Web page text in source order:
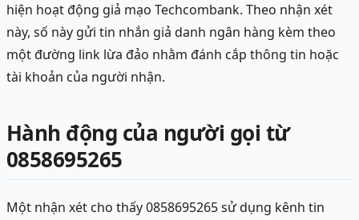
hiện hoạt động giả mạo Techcombank. Theo nhận xét
này, số này gửi tin nhắn giả danh ngân hàng kèm theo
một đường link lừa đảo nhằm đánh cắp thông tin hoặc
tài khoản của người nhận.
Hành động của người gọi từ
0858695265
Một nhận xét cho thấy 0858695265 sử dụng kênh tin